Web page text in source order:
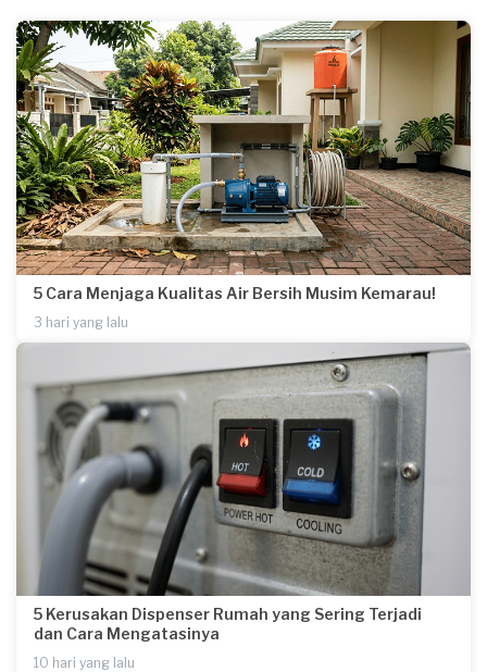
5 Cara Menjaga Kualitas Air Bersih Musim Kemarau!
3 hari yang lalu
5 Kerusakan Dispenser Rumah yang Sering Terjadi
dan Cara Mengatasinya
10 hari yang lalu